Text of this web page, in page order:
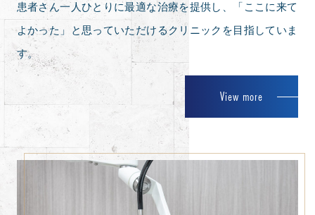
患者さん一人ひとりに最適な治療を提供し、「ここに来て
よかった」と思っていただけるクリニックを目指していま
す。
View more